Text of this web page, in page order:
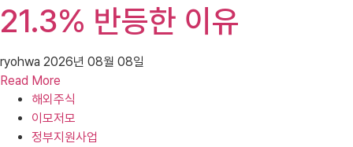
21.3% 반등한 이유
ryohwa 2026년 08월 08일
Read More
해외주식
이모저모
정부지원사업